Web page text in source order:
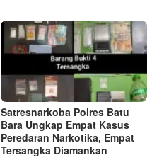
Satresnarkoba Polres Batu
Bara Ungkap Empat Kasus
Peredaran Narkotika, Empat
Tersangka Diamankan